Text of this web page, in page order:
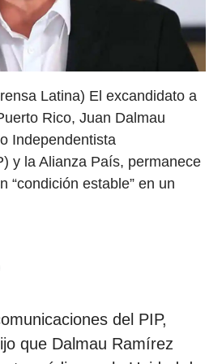
Latina) El excandidato a
Rico, Juan Dalmau
Independentista
y la Alianza País, permanece
“condición estable” en un
del PIP,
que Dalmau Ramírez